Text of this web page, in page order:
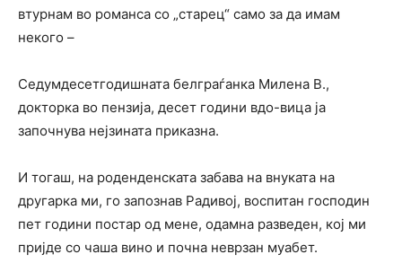
втурнам во романса со „старец“ само за да имам
некого –
Седумдесетгодишната белграѓанка Милена В.,
докторка во пензија, десет години вдо-вица ја
започнува нејзината приказна.
И тогаш, на роденденската забава на внуката на
другарка ми, го запознав Радивој, воспитан господин
пет години постар од мене, одамна разведен, кој ми
пријде со чаша вино и почна неврзан муабет.